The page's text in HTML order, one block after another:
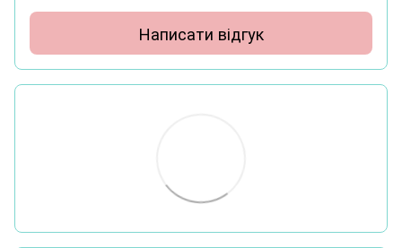
Написати відгук